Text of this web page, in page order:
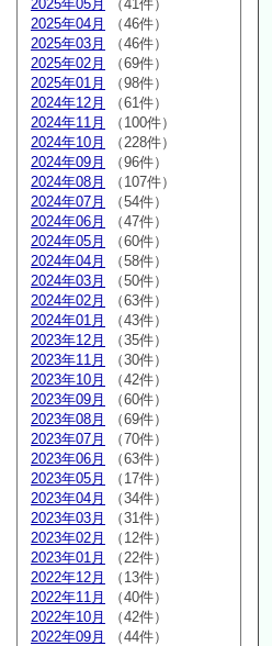
2025年05月
（41件）
2025年04月
（46件）
2025年03月
（46件）
2025年02月
（69件）
2025年01月
（98件）
2024年12月
（61件）
2024年11月
（100件）
2024年10月
（228件）
2024年09月
（96件）
2024年08月
（107件）
2024年07月
（54件）
2024年06月
（47件）
2024年05月
（60件）
2024年04月
（58件）
2024年03月
（50件）
2024年02月
（63件）
2024年01月
（43件）
2023年12月
（35件）
2023年11月
（30件）
2023年10月
（42件）
2023年09月
（60件）
2023年08月
（69件）
2023年07月
（70件）
2023年06月
（63件）
2023年05月
（17件）
2023年04月
（34件）
2023年03月
（31件）
2023年02月
（12件）
2023年01月
（22件）
2022年12月
（13件）
2022年11月
（40件）
2022年10月
（42件）
2022年09月
（44件）